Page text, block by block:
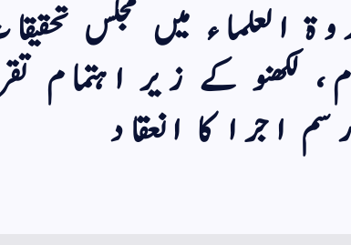
العلماء میں مجلس
لکھنو کے زیر اہتمام
رسم اجرا کا انعقاد